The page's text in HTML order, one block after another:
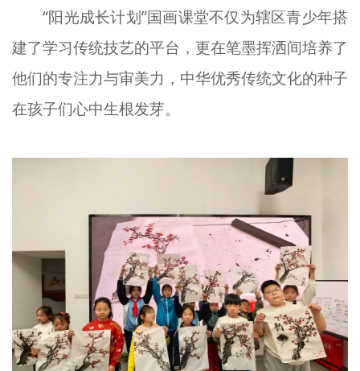
“阳光成长计划”国画课堂不仅为辖区青少年搭
建了学习传统技艺的平台，更在笔墨挥洒间培养了
他们的专注力与审美力，中华优秀传统文化的种子
在孩子们心中生根发芽。